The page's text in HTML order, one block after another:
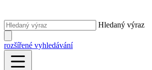
Hledaný výraz
rozšířené vyhledávání